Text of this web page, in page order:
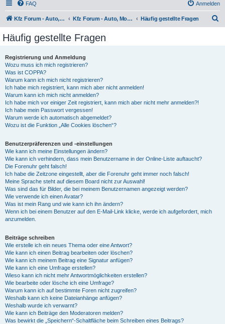
FAQ Anmelden
Kfz Forum - Auto, Motorrad und LKW Kfz Forum - Auto, Motorrad und LKW Häufig gestellte Fragen
Häufig gestellte Fragen
Registrierung und Anmeldung
Wozu muss ich mich registrieren?
Was ist COPPA?
Warum kann ich mich nicht registrieren?
Ich habe mich registriert, kann mich aber nicht anmelden!
Warum kann ich mich nicht anmelden?
Ich habe mich vor einiger Zeit registriert, kann mich aber nicht mehr anmelden?!
Ich habe mein Passwort vergessen!
Warum werde ich automatisch abgemeldet?
Wozu ist die Funktion „Alle Cookies löschen“?
Benutzerpräferenzen und -einstellungen
Wie kann ich meine Einstellungen ändern?
Wie kann ich verhindern, dass mein Benutzername in der Online-Liste auftaucht?
Die Forenuhr geht falsch!
Ich habe die Zeitzone eingestellt, aber die Forenuhr geht immer noch falsch!
Meine Sprache steht auf diesem Board nicht zur Auswahl!
Was sind das für Bilder, die bei meinem Benutzernamen angezeigt werden?
Wie verwende ich einen Avatar?
Was ist mein Rang und wie kann ich ihn ändern?
Wenn ich bei einem Benutzer auf den E-Mail-Link klicke, werde ich aufgefordert, mich
anzumelden.
Beiträge schreiben
Wie erstelle ich ein neues Thema oder eine Antwort?
Wie kann ich einen Beitrag bearbeiten oder löschen?
Wie kann ich meinem Beitrag eine Signatur anfügen?
Wie kann ich eine Umfrage erstellen?
Wieso kann ich nicht mehr Antwortmöglichkeiten erstellen?
Wie bearbeite oder lösche ich eine Umfrage?
Warum kann ich auf bestimmte Foren nicht zugreifen?
Weshalb kann ich keine Dateianhänge anfügen?
Weshalb wurde ich verwarnt?
Wie kann ich Beiträge den Moderatoren melden?
Was bewirkt die „Speichern“-Schaltfläche beim Schreiben eines Beitrags?